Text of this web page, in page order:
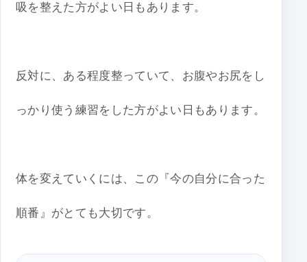
吸を整えた方がよい日もあります。
反対に、ある程度整っていて、お腹やお尻をし
っかり使う練習をした方がよい日もあります。
体を変えていくには、この『今の自分に合った
順番』がとても大切です。